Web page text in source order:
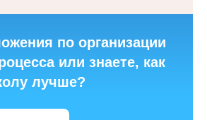
по организации
или знаете, как
лучше?